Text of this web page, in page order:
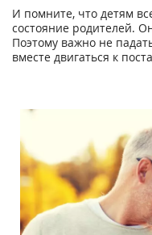
И помните, что детям
состояние родителей.
Поэтому важно не
вместе двигаться к